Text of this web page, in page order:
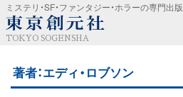
ミステリ・SF・ファンタジー・ホラーの専門出版
TOKYO SOGENSHA
著者：エディ・ロブソン